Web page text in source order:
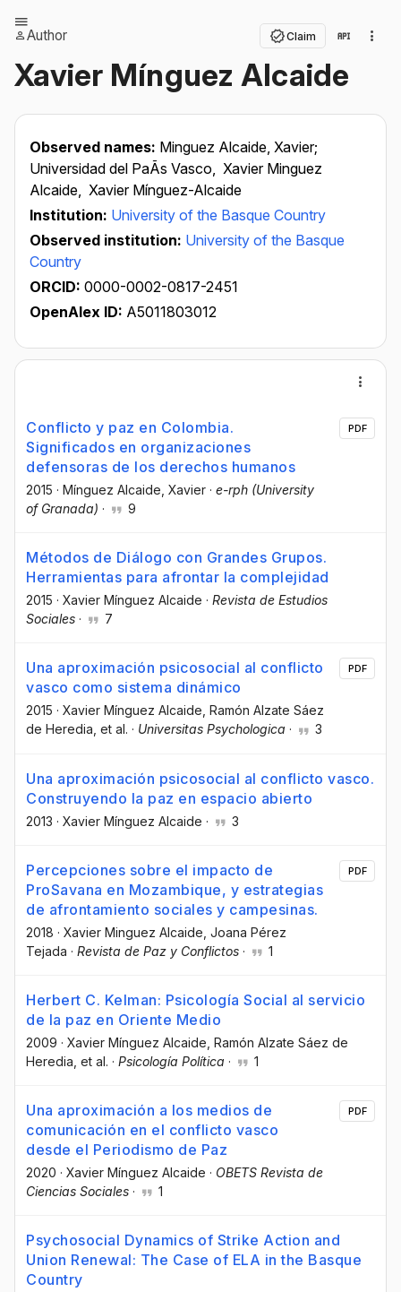
Author Claim
Xavier Mínguez Alcaide
Observed names: Minguez Alcaide, Xavier;
Universidad del PaÃ­s Vasco, Xavier Minguez
Alcaide, Xavier Mínguez-Alcaide
Institution: University of the Basque Country
Observed institution: University of the Basque
Country
ORCID: 0000-0002-0817-2451
OpenAlex ID: A5011803012
Conflicto y paz en Colombia.
Significados en organizaciones
defensoras de los derechos humanos
2015 · Mínguez Alcaide, Xavier · e-rph (University
of Granada) · 9
PDF
Métodos de Diálogo con Grandes Grupos.
Herramientas para afrontar la complejidad
2015 · Xavier Mínguez Alcaide · Revista de Estudios
Sociales · 7
Una aproximación psicosocial al conflicto
vasco como sistema dinámico
2015 · Xavier Mínguez Alcaide , Ramón Alzate Sáez
de Heredia , et al. · Universitas Psychologica · 3
PDF
Una aproximación psicosocial al conflicto vasco.
Construyendo la paz en espacio abierto
2013 · Xavier Mínguez Alcaide · 3
Percepciones sobre el impacto de
ProSavana en Mozambique, y estrategias
de afrontamiento sociales y campesinas.
2018 · Xavier Minguez Alcaide , Joana Pérez
Tejada · Revista de Paz y Conflictos · 1
PDF
Herbert C. Kelman: Psicología Social al servicio
de la paz en Oriente Medio
2009 · Xavier Mínguez Alcaide , Ramón Alzate Sáez de
Heredia , et al. · Psicología Política · 1
Una aproximación a los medios de
comunicación en el conflicto vasco
desde el Periodismo de Paz
2020 · Xavier Mínguez Alcaide · OBETS Revista de
Ciencias Sociales · 1
PDF
Psychosocial Dynamics of Strike Action and
Union Renewal: The Case of ELA in the Basque
Country